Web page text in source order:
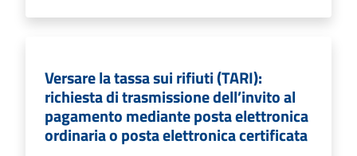
Versare la tassa sui rifiuti (TARI):
richiesta di trasmissione dell’invito al
pagamento mediante posta elettronica
ordinaria o posta elettronica certificata